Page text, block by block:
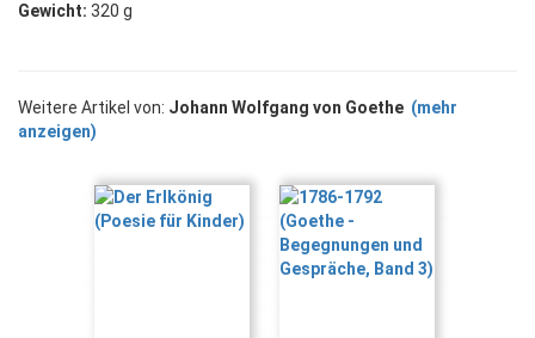
Gewicht: 320 g
Weitere Artikel von: Johann Wolfgang von Goethe (mehr
anzeigen)